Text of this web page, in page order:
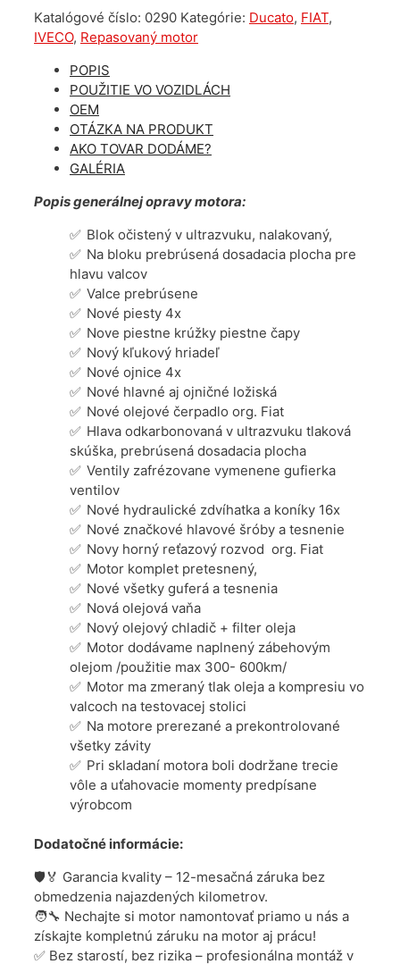
Ducato
2.3
jtd
Euro5
Katalógové číslo: 0290 Kategórie: Ducato, FIAT,
IVECO, Repasovaný motor
POPIS
POUŽITIE VO VOZIDLÁCH
OEM
OTÁZKA NA PRODUKT
AKO TOVAR DODÁME?
GALÉRIA
Popis generálnej opravy motora:
Blok očistený v ultrazvuku, nalakovaný,
Na bloku prebrúsená dosadacia plocha pre
hlavu valcov
Valce prebrúsene
Nové piesty 4x
Nove piestne krúžky piestne čapy
Nový kľukový hriadeľ
Nové ojnice 4x
Nové hlavné aj ojničné ložiská
Nové olejové čerpadlo org. Fiat
Hlava odkarbonovaná v ultrazvuku tlaková
skúška, prebrúsená dosadacia plocha
Ventily zafrézovane vymenene gufierka
ventilov
Nové hydraulické zdvíhatka a koníky 16x
Nové značkové hlavové šróby a tesnenie
Novy horný reťazový rozvod org. Fiat
Motor komplet pretesnený,
Nové všetky guferá a tesnenia
Nová olejová vaňa
Nový olejový chladič + filter oleja
Motor dodávame naplnený zábehovým
olejom /použitie max 300- 600km/
Motor ma zmeraný tlak oleja a kompresiu vo
valcoch na testovacej stolici
Na motore prerezané a prekontrolované
všetky závity
Pri skladaní motora boli dodržane trecie
vôle a uťahovacie momenty predpísane
výrobcom
Dodatočné informácie:
🛡️🏅 Garancia kvality – 12-mesačná záruka bez
obmedzenia najazdených kilometrov.
🧑‍🔧 Nechajte si motor namontovať priamo u nás a
získajte kompletnú záruku na motor aj prácu!
✅ Bez starostí, bez rizika – profesionálna montáž v